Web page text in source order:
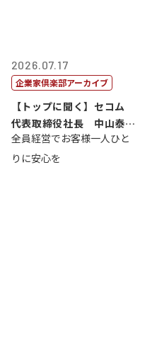
2026.07.17
企業家倶楽部アーカイブ
【トップに聞く】セコム
代表取締役社長 中山泰
男
全員経営でお客様一人ひと
りに安心を